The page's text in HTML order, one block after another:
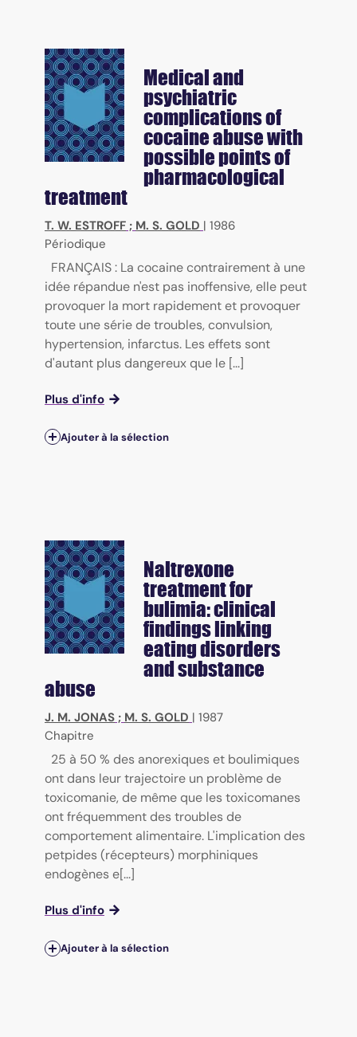
Medical and
psychiatric
complications of
cocaine abuse with
possible points of
pharmacological
treatment
T. W. ESTROFF ; M. S. GOLD | 1986
Périodique
FRANÇAIS : La cocaine contrairement à une
idée répandue n'est pas inoffensive, elle peut
provoquer la mort rapidement et provoquer
toute une série de troubles, convulsion,
hypertension, infarctus. Les effets sont
d'autant plus dangereux que le [...]
Plus d'info
Ajouter à la sélection
Naltrexone
treatment for
bulimia: clinical
findings linking
eating disorders
and substance
abuse
J. M. JONAS ; M. S. GOLD | 1987
Chapitre
25 à 50 % des anorexiques et boulimiques
ont dans leur trajectoire un problème de
toxicomanie, de même que les toxicomanes
ont fréquemment des troubles de
comportement alimentaire. L'implication des
petpides (récepteurs) morphiniques
endogènes e[...]
Plus d'info
Ajouter à la sélection